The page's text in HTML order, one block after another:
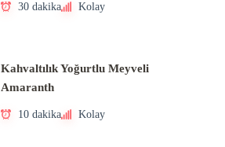
30 dakika Kolay
Kahvaltılık Yoğurtlu Meyveli
Amaranth
10 dakika Kolay